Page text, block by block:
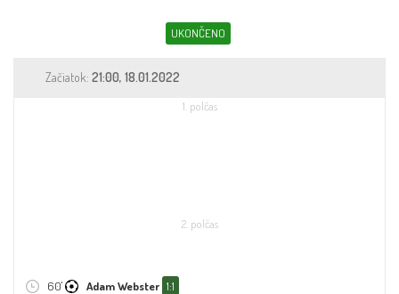
Tipy
UKONČENO
Začiatok: 21:00, 18.01.2022
1. polčas
2. polčas
60' Adam Webster 1:1